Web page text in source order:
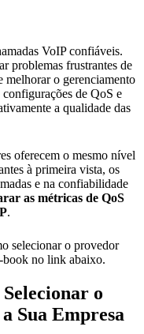
VoIP confiáveis.
problemas frustrantes de
melhorar o gerenciamento
de QoS e
a qualidade das
oferecem o mesmo nível
à primeira vista, os
e na confiabilidade
as métricas de QoS
.
selecionar o provedor
book no link abaixo.
o
Sua Empresa